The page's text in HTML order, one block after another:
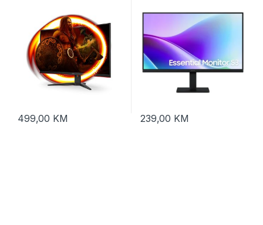
499,00 KM 239,00 KM